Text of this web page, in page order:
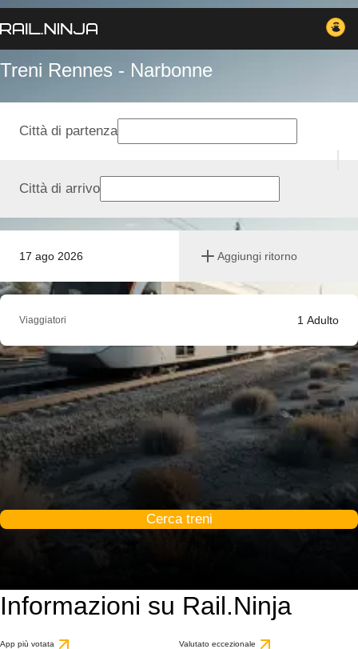
Treni Rennes - Narbonne
17 ago 2026 Aggiungi ritorno
Città di partenza
Città di arrivo
Viaggiatori 1 Adulto
Cerca treni
Informazioni su Rail.Ninja
App più votata Valutato eccezionale